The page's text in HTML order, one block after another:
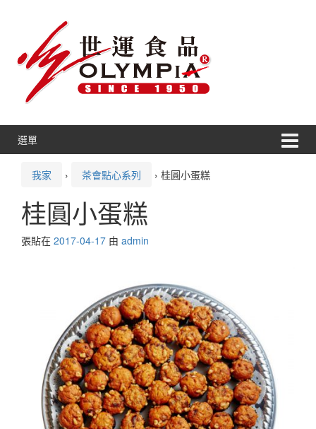
選單
我家 › 茶會點心系列 › 桂圓小蛋糕
桂圓小蛋糕
張貼在 2017-04-17 由 admin